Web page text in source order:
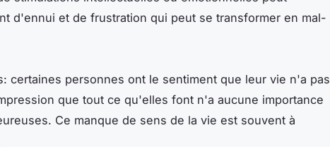
d'ennui et de frustration qui peut se transformer en mal-
certaines personnes ont le sentiment que leur vie n'a pas
que tout ce qu'elles font n'a aucune importance
Ce manque de sens de la vie est souvent à